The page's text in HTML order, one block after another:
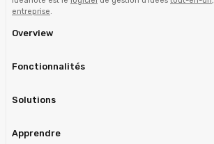
entreprise.
Overview
Fonctionnalités
Solutions
Apprendre